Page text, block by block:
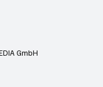
GmbH